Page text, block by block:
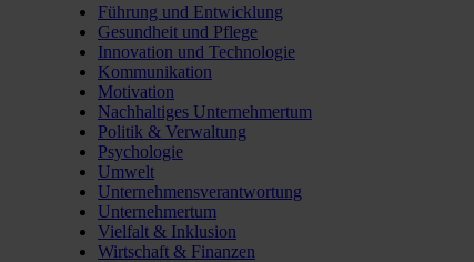
Führung und Entwicklung
Gesundheit und Pflege
Innovation und Technologie
Kommunikation
Motivation
Nachhaltiges Unternehmertum
Politik & Verwaltung
Psychologie
Umwelt
Unternehmensverantwortung
Unternehmertum
Vielfalt & Inklusion
Wirtschaft & Finanzen